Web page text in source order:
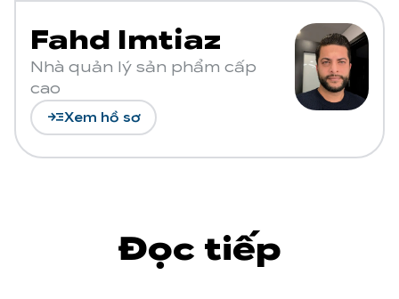
Fahd Imtiaz
Nhà quản lý sản phẩm cấp
cao
read_moreXem hồ sơ
Đọc tiếp